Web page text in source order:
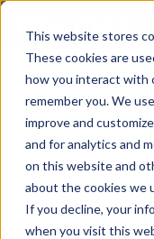
This website stores
These cookies are
how you interact with
remember you. We
improve and
and for analytics and
on this website and
about the cookies we
If you decline, your
when you visit this
CERCARE
Ombranet